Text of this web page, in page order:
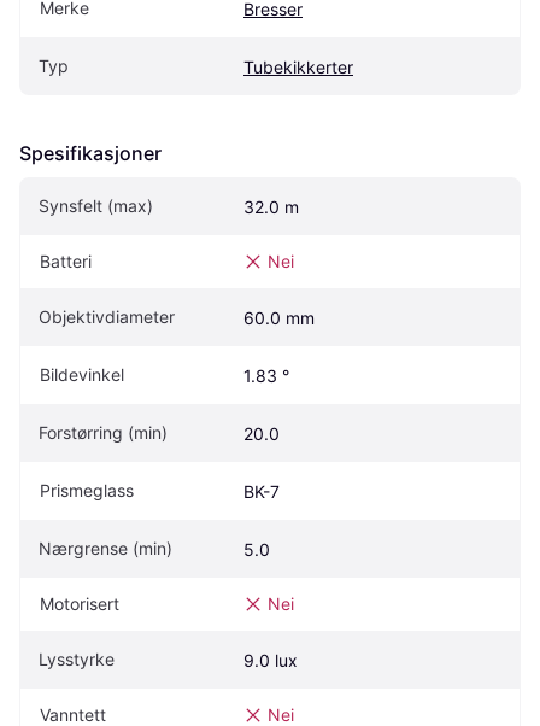
Merke Bresser
Typ Tubekikkerter
Spesifikasjoner
Synsfelt (max) 32.0 m
Batteri Nei
Objektivdiameter 60.0 mm
Bildevinkel 1.83 °
Forstørring (min) 20.0
Prismeglass BK-7
Nærgrense (min) 5.0
Motorisert Nei
Lysstyrke 9.0 lux
Vanntett Nei